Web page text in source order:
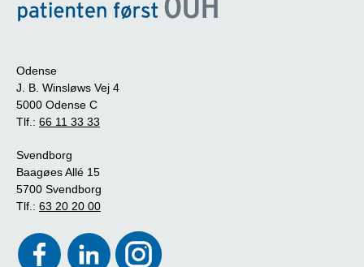
Odense
J. B. Winsløws Vej 4
5000 Odense C
Tlf.: 66 11 33 33
Svendborg
Baagøes Allé 15
5700 Svendborg
Tlf.: 63 20 20 00